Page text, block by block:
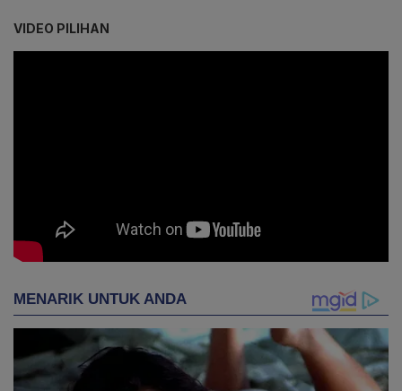
VIDEO PILIHAN